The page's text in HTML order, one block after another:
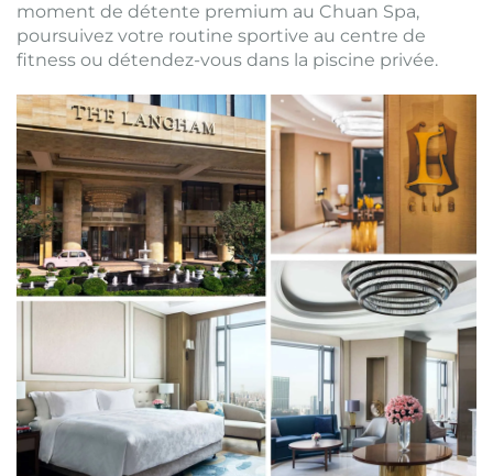
moment de détente premium au Chuan Spa,
poursuivez votre routine sportive au centre de
fitness ou détendez-vous dans la piscine privée.